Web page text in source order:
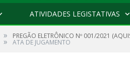
ATIVIDADES LEGISTATIVAS
» PREGÃO ELETRÔNICO Nº 001/2021
» ATA DE JUGAMENTO